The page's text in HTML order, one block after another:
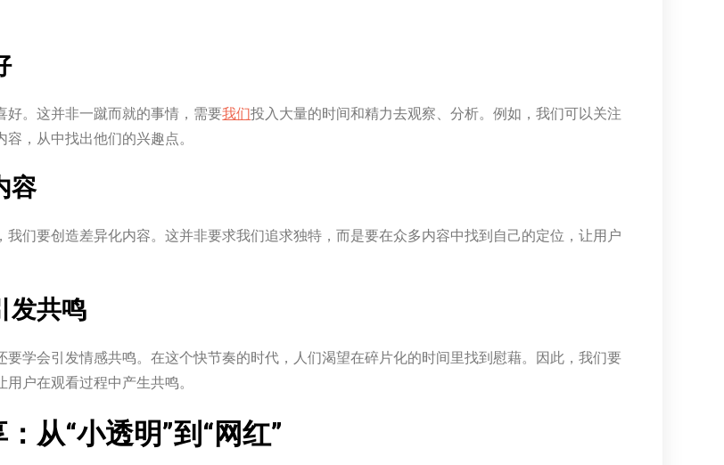
好。这并非一蹴而就的事情，需要我们投入大量的时间和精力去观察、分析。例如，我们可以关注
，从中找出他们的兴趣点。
容
我们要创造差异化内容。这并非要求我们追求独特，而是要在众多内容中找到自己的定位，让用户
发共鸣
要学会引发情感共鸣。在这个快节奏的时代，人们渴望在碎片化的时间里找到慰藉。因此，我们要
户在观看过程中产生共鸣。
从“小透明”到“网红”